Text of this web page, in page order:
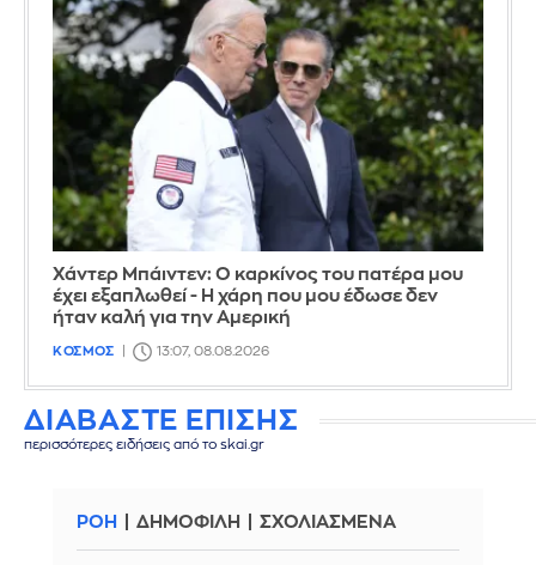
Χάντερ Μπάιντεν: Ο καρκίνος του πατέρα μου
έχει εξαπλωθεί - Η χάρη που μου έδωσε δεν
ήταν καλή για την Αμερική
ΚΟΣΜΟΣ 13:07, 08.08.2026
ΔΙΑΒΑΣΤΕ ΕΠΙΣΗΣ
περισσότερες ειδήσεις από το skai.gr
ΡΟΗ ΔΗΜΟΦΙΛΗ ΣΧΟΛΙΑΣΜΕΝΑ